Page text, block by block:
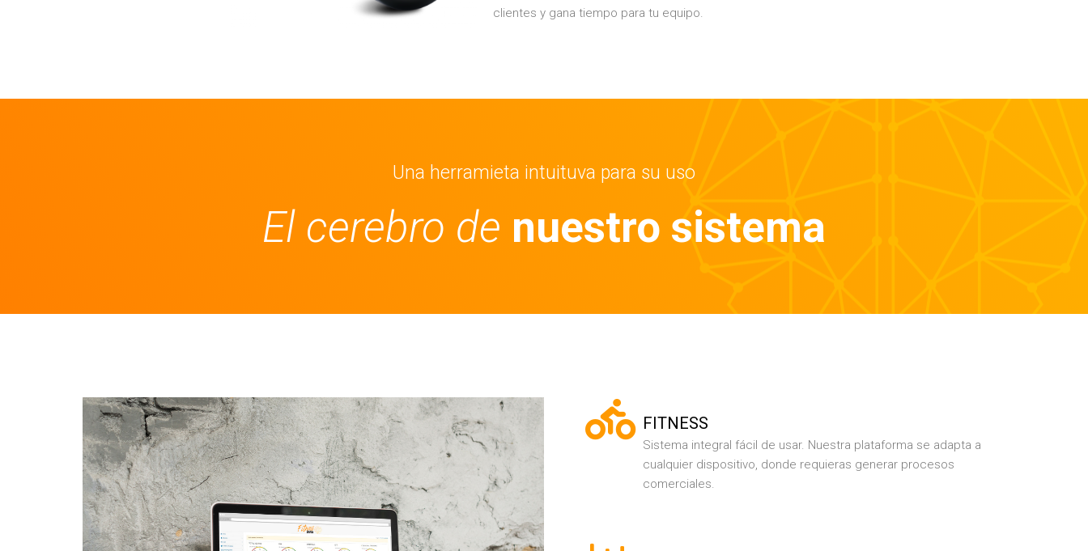
clientes y gana tiempo para tu equipo.
Una herramieta intuituva para su uso
El cerebro de nuestro sistema
FITNESS
Sistema integral fácil de usar. Nuestra plataforma se adapta a
cualquier dispositivo, donde requieras generar procesos
comerciales.​